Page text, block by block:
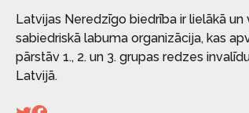
Latvijas Neredzīgo biedrība ir lielākā un
sabiedriskā labuma organizācija, kas
pārstāv 1., 2. un 3. grupas redzes
Latvijā.